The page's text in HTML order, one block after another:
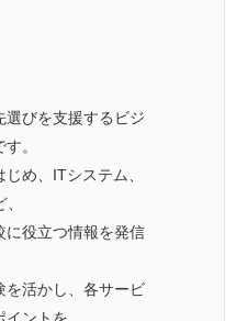
選びを支援するビジ
。
め、ITシステム、
に役立つ情報を発信
を活かし、各サービ
イントを